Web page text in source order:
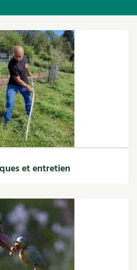
et entretien